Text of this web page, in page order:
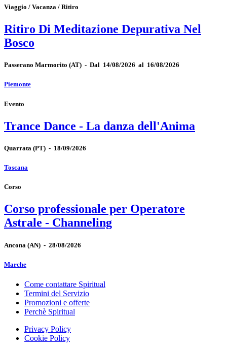
Viaggio / Vacanza / Ritiro
Ritiro Di Meditazione Depurativa Nel
Bosco
Passerano Marmorito (AT) - Dal 14/08/2026 al 16/08/2026
Piemonte
Evento
Trance Dance - La danza dell'Anima
Quarrata (PT) - 18/09/2026
Toscana
Corso
Corso professionale per Operatore
Astrale - Channeling
Ancona (AN) - 28/08/2026
Marche
Come contattare Spiritual
Termini del Servizio
Promozioni e offerte
Perchè Spiritual
Privacy Policy
Cookie Policy